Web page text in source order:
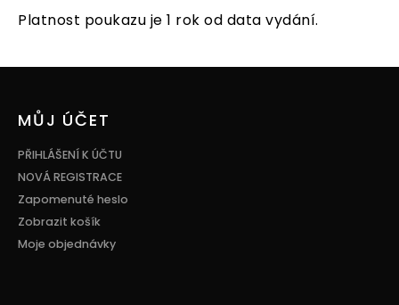
Platnost poukazu je 1 rok od data vydání.
MŮJ ÚČET
PŘIHLÁŠENÍ K ÚČTU
NOVÁ REGISTRACE
Zapomenuté heslo
Zobrazit košík
Moje objednávky